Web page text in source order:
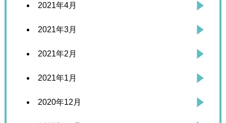
2021年4月
2021年3月
2021年2月
2021年1月
2020年12月